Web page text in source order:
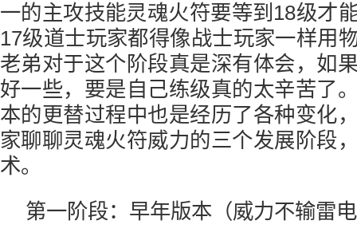
一的主攻技能灵魂火符要等到18级才
17级道士玩家都得像战士玩家一样用
老弟对于这个阶段真是深有体会，如
好一些，要是自己练级真的太辛苦了
本的更替过程中也是经历了各种变化
家聊聊灵魂火符威力的三个发展阶段
术。
第一阶段：早年版本（威力不输雷